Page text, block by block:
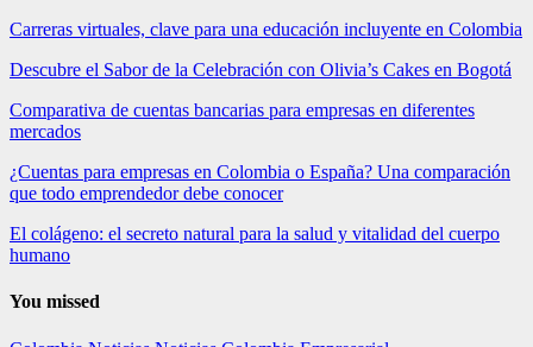
Carreras virtuales, clave para una educación incluyente en Colombia
Descubre el Sabor de la Celebración con Olivia’s Cakes en Bogotá
Comparativa de cuentas bancarias para empresas en diferentes
mercados
¿Cuentas para empresas en Colombia o España? Una comparación
que todo emprendedor debe conocer
El colágeno: el secreto natural para la salud y vitalidad del cuerpo
humano
You missed